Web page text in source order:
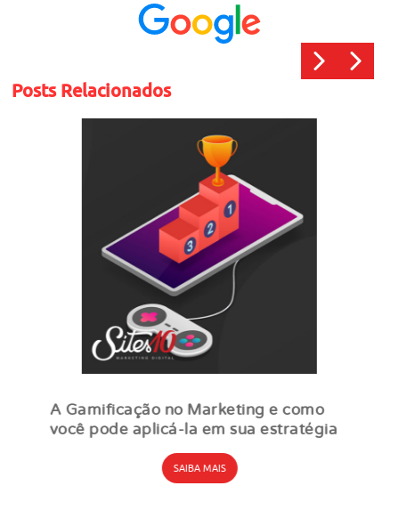
Posts Relacionados
A Gamificação no Marketing e como
você pode aplicá-la em sua estratégia
SAIBA MAIS